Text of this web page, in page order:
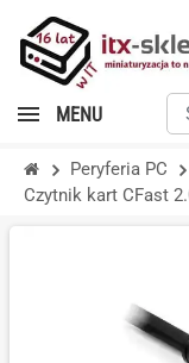
w
MENU
Peryferia PC
Czytnik kart CFast